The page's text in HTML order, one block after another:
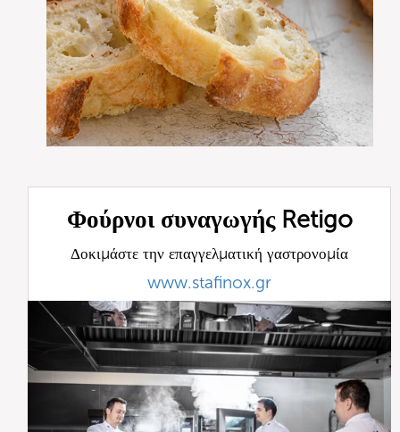
Φούρνοι συναγωγής Retigo
Δοκιμάστε την επαγγελματική γαστρονομία
www.stafinox.gr